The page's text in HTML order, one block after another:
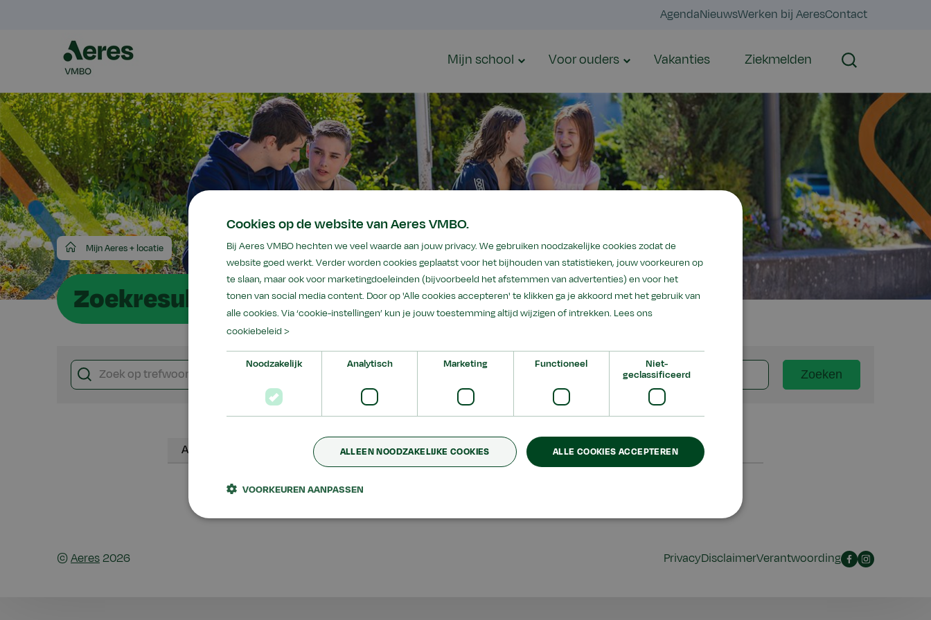
AgendaNieuwsWerken bij AeresContact
Mijn school Voor ouders Vakanties Ziekmelden Zoeken
Aeres
VMBO
Mijn Aeres + locatie
Zoekresultaten
Zoeken
Alle resultaten Nieuwsberichten Evenementen
©Aeres2026 PrivacyDisclaimerVerantwoordingFacebook
Instagram
Cookies op de website van Aeres VMBO.
Bij Aeres VMBO hechten we veel waarde aan jouw privacy. We gebruiken noodzakelijke cookies zodat de
website goed werkt. Verder worden cookies geplaatst voor het bijhouden van statistieken, jouw voorkeuren op
te slaan, maar ook voor marketingdoeleinden (bijvoorbeeld het afstemmen van advertenties) en voor het
tonen van social media content. Door op 'Alle cookies accepteren' te klikken ga je akkoord met het gebruik van
alle cookies. Via ‘cookie-instellingen’ kun je jouw toestemming altijd wijzigen of intrekken. Lees ons
cookiebeleid >
Noodzakelijk Analytisch Marketing Functioneel
Niet-
geclassificeerd
ALLE COOKIES ACCEPTEREN
ALLEEN NOODZAKELIJKE COOKIES
VOORKEUREN AANPASSEN